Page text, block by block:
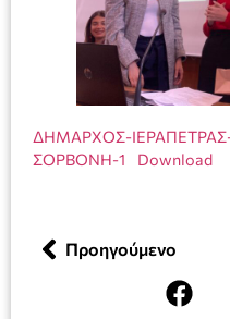
ΔΗΜΑΡΧΟΣ-
ΣΟΡΒΟΝΗ-1
Download
Προηγούμενο